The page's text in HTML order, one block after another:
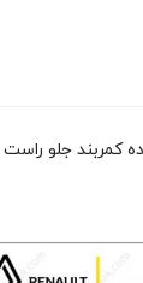
کمربند جلو راست